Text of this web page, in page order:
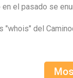
el pasado se
"whois" del